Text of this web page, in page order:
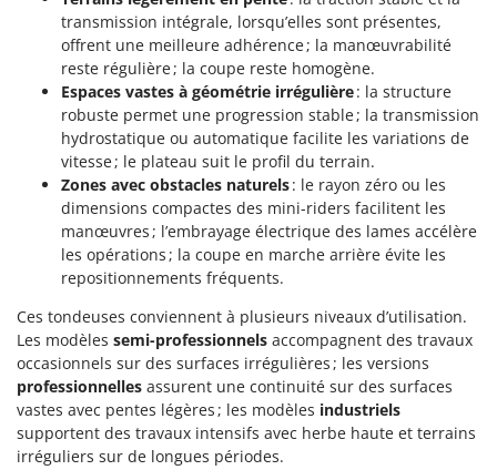
River Systems
Robomow
Rossofuoco
Rover Pompe
Royal Food
Ryobi
S.T.P.
Santos
Sbaraglia
Schnitzer
Seven Italy
Shark
Silky
transmission intégrale, lorsqu’elles sont présentes,
offrent une meilleure adhérence ; la manœuvrabilité
reste régulière ; la coupe reste homogène.
Espaces vastes à géométrie irrégulière: la structure
robuste permet une progression stable ; la transmission
hydrostatique ou automatique facilite les variations de
vitesse ; le plateau suit le profil du terrain.
Zones avec obstacles naturels: le rayon zéro ou les
dimensions compactes des mini-riders facilitent les
manœuvres ; l’embrayage électrique des lames accélère
les opérations ; la coupe en marche arrière évite les
repositionnements fréquents.
Ces tondeuses conviennent à plusieurs niveaux d’utilisation.
Les modèles semi-professionnels accompagnent des travaux
occasionnels sur des surfaces irrégulières ; les versions
professionnelles assurent une continuité sur des surfaces
vastes avec pentes légères ; les modèles industriels
supportent des travaux intensifs avec herbe haute et terrains
irréguliers sur de longues périodes.